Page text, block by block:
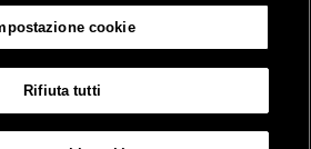
Fratelli Rosselli, 80 - 50123 Firenze
cookie
Rifiuta tutti